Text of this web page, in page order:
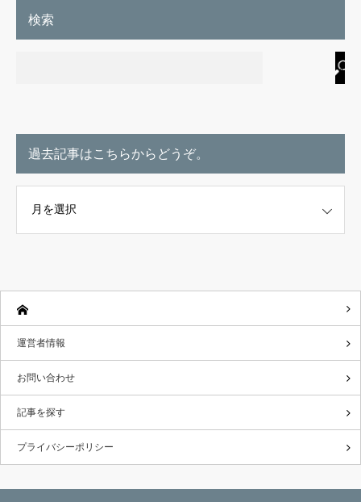
検索
過去記事はこちらからどうぞ。
運営者情報
お問い合わせ
記事を探す
プライバシーポリシー